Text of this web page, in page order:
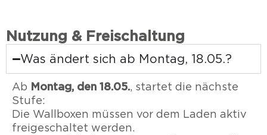
Nutzung & Freischaltung
Was ändert sich ab Montag, 18.05.?
Ab Montag, den 18.05., startet die nächste
Stufe:
Die Wallboxen müssen vor dem Laden aktiv
freigeschaltet werden.